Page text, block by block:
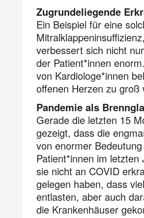
Zugrundeliegende
Ein Beispiel für eine
verbessert sich nicht
der Patient*innen
von Kardiologe*innen
offenen Herzen zu groß
Pandemie als
Gerade die letzten 15
gezeigt, dass die
von enormer
Patient*innen im
sie nicht an COVID
gelegen haben, dass
entlasten, aber auch
die Krankenhäuser